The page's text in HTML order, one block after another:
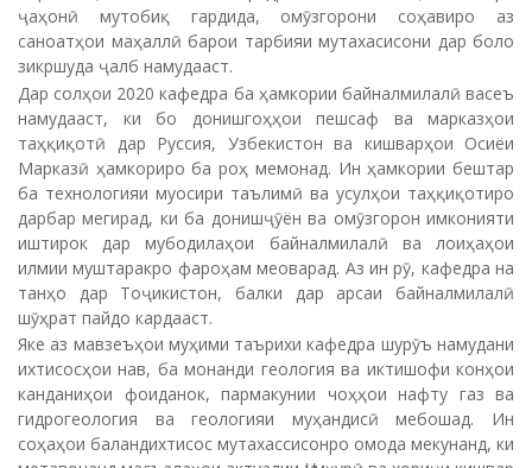
ҷаҳонӣ мутобиқ гардида, омӯзгорони соҳавиро аз
саноатҳои маҳаллӣ барои тарбияи мутахасисони дар боло
зикршуда ҷалб намудааст.
Дар солҳои 2020 кафедра ба ҳамкории байналмилалӣ васеъ
намудааст, ки бо донишгоҳҳои пешсаф ва марказҳои
таҳқиқотӣ дар Руссия, Узбекистон ва кишварҳои Осиёи
Марказӣ ҳамкориро ба роҳ мемонад. Ин ҳамкории бештар
ба технологияи муосири таълимӣ ва усулҳои таҳқиқотиро
дарбар мегирад, ки ба донишҷӯён ва омӯзгорон имконияти
иштирок дар мубодилаҳои байналмилалӣ ва лоиҳаҳои
илмии муштаракро фароҳам меоварад. Аз ин рӯ, кафедра на
танҳо дар Тоҷикистон, балки дар арсаи байналмилалӣ
шӯҳрат пайдо кардааст.
Яке аз мавзеъҳои муҳими таърихи кафедра шурӯъ намудани
ихтисосҳои нав, ба монанди геология ва иктишофи конҳои
канданиҳои фоиданок, пармакунии чоҳҳои нафту газ ва
гидрогеология ва геологияи муҳандисӣ мебошад. Ин
соҳаҳои баландихтисос мутахассисонро омода мекунанд, ки